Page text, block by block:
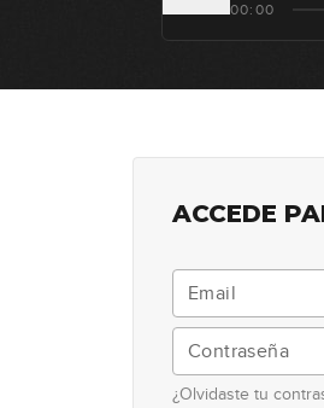
00:00
ACCEDE
¿Olvidaste tu